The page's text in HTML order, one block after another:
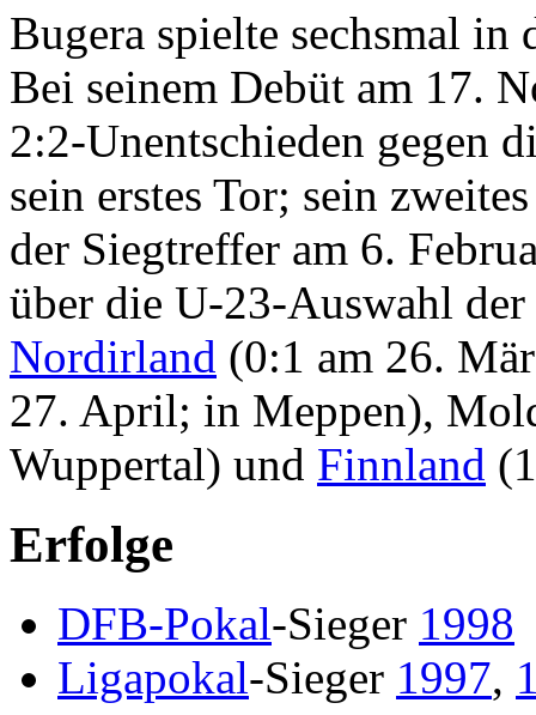
Bugera spielte sechsmal in
Bei seinem Debüt am 17.
2:2-Unentschieden gegen
sein erstes Tor; sein
der Siegtreffer am 6.
über die U-23-Auswahl
Nordirland (0:1 am 26.
27. April; in Meppen),
Wuppertal) und Finnland
Erfolge
DFB-Pokal-Sieger 1998
Ligapokal-Sieger 1997,